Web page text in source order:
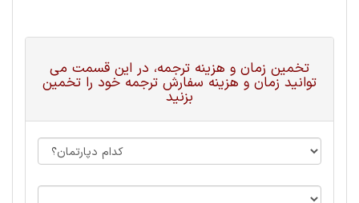
تخمین زمان و هزینه ترجمه، در این قسمت می
توانید زمان و هزینه سفارش ترجمه خود را تخمین
بزنید